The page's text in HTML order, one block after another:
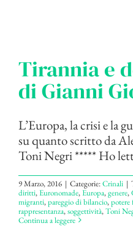
Tirannia e
di Gianni
L’Europa, la crisi e la
su quanto scritto da
Toni Negri ***** Ho
9 Marzo, 2016 | Categorie:Crinali |
diritti,Euronomade,Europa,genere,
migranti,pareggio di bilancio,potere
rappresentanza,soggettività,Toni
Continua a leggere